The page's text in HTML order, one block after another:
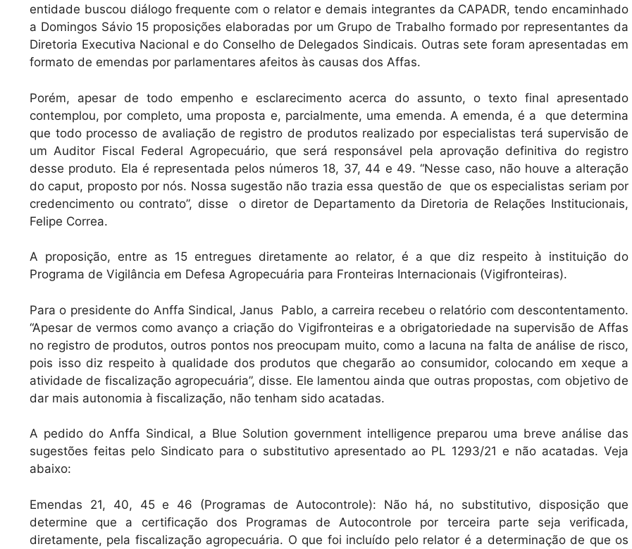
entidade buscou diálogo frequente com o relator e demais integrantes da CAPADR, tendo encaminhado
a Domingos Sávio 15 proposições elaboradas por um Grupo de Trabalho formado por representantes da
Diretoria Executiva Nacional e do Conselho de Delegados Sindicais. Outras sete foram apresentadas em
formato de emendas por parlamentares afeitos às causas dos Affas.
Porém, apesar de todo empenho e esclarecimento acerca do assunto, o texto final apresentado
contemplou, por completo, uma proposta e, parcialmente, uma emenda. A emenda, é a que determina
que todo processo de avaliação de registro de produtos realizado por especialistas terá supervisão de
um Auditor Fiscal Federal Agropecuário, que será responsável pela aprovação definitiva do registro
desse produto. Ela é representada pelos números 18, 37, 44 e 49. “Nesse caso, não houve a alteração
do caput, proposto por nós. Nossa sugestão não trazia essa questão de que os especialistas seriam por
credencimento ou contrato”, disse o diretor de Departamento da Diretoria de Relações Institucionais,
Felipe Correa.
A proposição, entre as 15 entregues diretamente ao relator, é a que diz respeito à instituição do
Programa de Vigilância em Defesa Agropecuária para Fronteiras Internacionais (Vigifronteiras).
Para o presidente do Anffa Sindical, Janus Pablo, a carreira recebeu o relatório com descontentamento.
“Apesar de vermos como avanço a criação do Vigifronteiras e a obrigatoriedade na supervisão de Affas
no registro de produtos, outros pontos nos preocupam muito, como a lacuna na falta de análise de risco,
pois isso diz respeito à qualidade dos produtos que chegarão ao consumidor, colocando em xeque a
atividade de fiscalização agropecuária”, disse. Ele lamentou ainda que outras propostas, com objetivo de
dar mais autonomia à fiscalização, não tenham sido acatadas.
A pedido do Anffa Sindical, a Blue Solution government intelligence preparou uma breve análise das
sugestões feitas pelo Sindicato para o substitutivo apresentado ao PL 1293/21 e não acatadas. Veja
abaixo:
Emendas 21, 40, 45 e 46 (Programas de Autocontrole): Não há, no substitutivo, disposição que
determine que a certificação dos Programas de Autocontrole por terceira parte seja verificada,
diretamente, pela fiscalização agropecuária. O que foi incluído pelo relator é a determinação de que os